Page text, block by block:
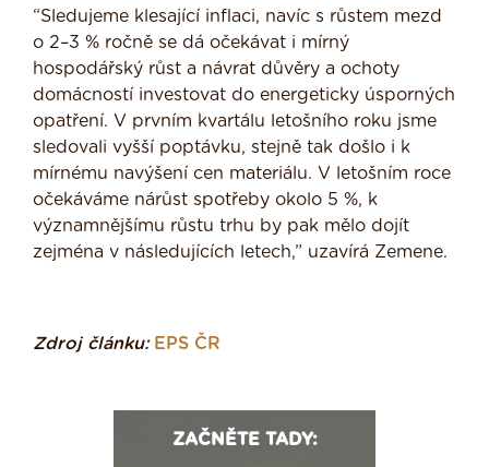
“Sledujeme klesající inflaci, navíc s růstem mezd
o 2–3 % ročně se dá očekávat i mírný
hospodářský růst a návrat důvěry a ochoty
domácností investovat do energeticky úsporných
opatření. V prvním kvartálu letošního roku jsme
sledovali vyšší poptávku, stejně tak došlo i k
mírnému navýšení cen materiálu. V letošním roce
očekáváme nárůst spotřeby okolo 5 %, k
významnějšímu růstu trhu by pak mělo dojít
zejména v následujících letech,” uzavírá Zemene.
Zdroj článku: EPS ČR
ZAČNĚTE TADY: